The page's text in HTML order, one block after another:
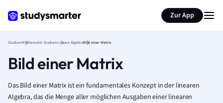
Zur App
StudiumMathematik StudiumLineare AlgebraBild einer Matrix
Bild einer Matrix
Das Bild einer Matrix ist ein fundamentales Konzept in der linearen
Algebra, das die Menge aller möglichen Ausgaben einer linearen